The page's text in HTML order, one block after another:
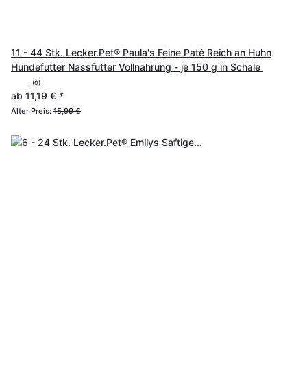
11 - 44 Stk. Lecker.Pet® Paula's Feine Paté Reich an Huhn
Hundefutter Nassfutter Vollnahrung - je 150 g in Schale
(0)
ab 11,19 € *
Alter Preis: 15,99 €